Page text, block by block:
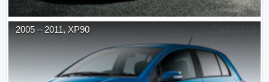
2005 – 2011, XP90